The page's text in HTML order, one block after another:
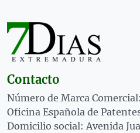
Contacto
Número de Marca
Oficina Española de
Domicilio social: Avenida